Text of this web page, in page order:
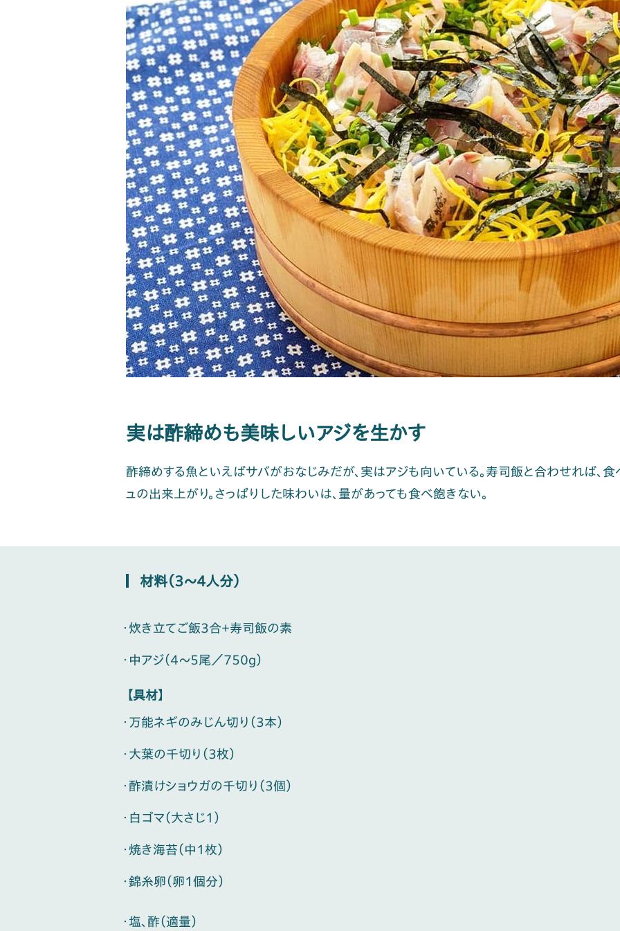
実は酢締めも美味しいアジを生かす
酢締めする魚といえばサバがおなじみだが、実はアジも向いている。寿司飯と合わせれば、食
ュの出来上がり。さっぱりした味わいは、量があっても食べ飽きない。
材料（3～4人分）
・炊き立てご飯3合＋寿司飯の素
・中アジ（4〜5尾／750g）
【具材】
・万能ネギのみじん切り（3本）
・大葉の千切り（3枚）
・酢漬けショウガの千切り（3個）
・白ゴマ（大さじ1）
・焼き海苔（中1枚）
・錦糸卵（卵1個分）
・塩、酢（適量）